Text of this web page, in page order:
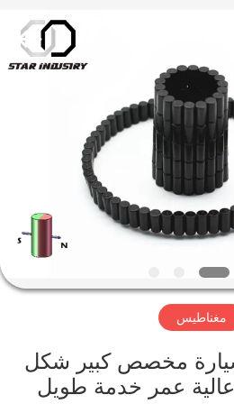
معلومات
عنا
في
المعمل
Copyright
2020
2021
مغناطيس
مخصص كبير شكل
عالية عمر خدمة طويل